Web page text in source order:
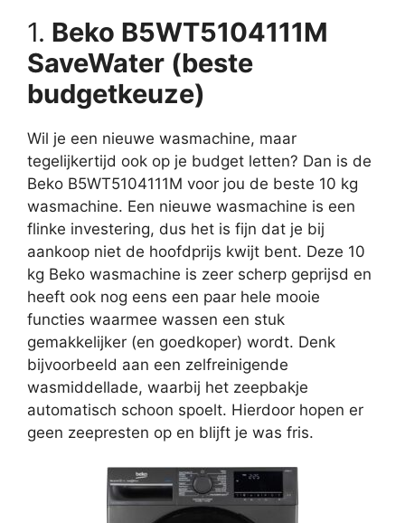
1. Beko B5WT5104111M
SaveWater (beste
budgetkeuze)
Wil je een nieuwe wasmachine, maar
tegelijkertijd ook op je budget letten? Dan is de
Beko B5WT5104111M voor jou de beste 10 kg
wasmachine. Een nieuwe wasmachine is een
flinke investering, dus het is fijn dat je bij
aankoop niet de hoofdprijs kwijt bent. Deze 10
kg Beko wasmachine is zeer scherp geprijsd en
heeft ook nog eens een paar hele mooie
functies waarmee wassen een stuk
gemakkelijker (en goedkoper) wordt. Denk
bijvoorbeeld aan een zelfreinigende
wasmiddellade, waarbij het zeepbakje
automatisch schoon spoelt. Hierdoor hopen er
geen zeepresten op en blijft je was fris.